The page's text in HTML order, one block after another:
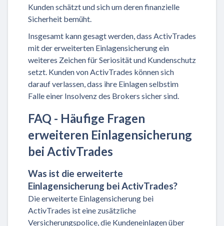
Kunden schätzt und sich um deren finanzielle
Sicherheit bemüht.
Insgesamt kann gesagt werden, dass ActivTrades
mit der erweiterten Einlagensicherung ein
weiteres Zeichen für Seriosität und Kundenschutz
setzt. Kunden von ActivTrades können sich
darauf verlassen, dass ihre Einlagen selbstim
Falle einer Insolvenz des Brokers sicher sind.
FAQ - Häufige Fragen
erweiteren Einlagensicherung
bei ActivTrades
Was ist die erweiterte
Einlagensicherung bei ActivTrades?
Die erweiterte Einlagensicherung bei
ActivTrades ist eine zusätzliche
Versicherungspolice, die Kundeneinlagen über